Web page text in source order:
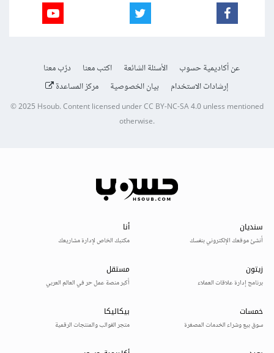
عن أكاديمية حسوب الأسئلة الشائعة اكتب معنا
درّب معنا
إرشادات الاستخدام
بيان الخصوصية مركز المساعدة
© 2025Hsoub.Content licensed underCC BY-NC-SA 4.0unless mentioned
otherwise.